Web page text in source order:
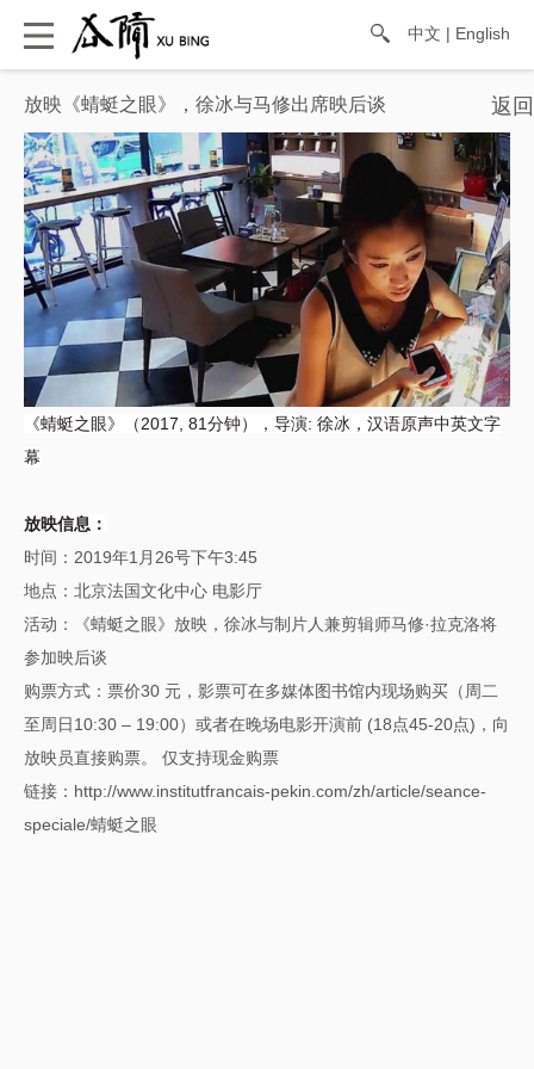
中文 | English
放映《蜻蜓之眼》，徐冰与马修出席映后谈
《蜻蜓之眼》（2017, 81分钟）， 导演: 徐冰， 汉语原声中英文字
幕
放映信息：
时间：2019年1月26号下午3:45
地点：北京法国文化中心 电影厅
活动：《蜻蜓之眼》放映，徐冰与制片人兼剪辑师马修·拉克洛将
参加映后谈
购票方式： 票价30 元，影票可在多媒体图书馆内现场购买（周二
至周日10:30 – 19:00）或者在晚场电影开演前 (18点45-20点)，向
放映员直接购票。 仅支持现金购票
链接： http://www.institutfrancais-pekin.com/zh/article/seance-
speciale/蜻蜓之眼